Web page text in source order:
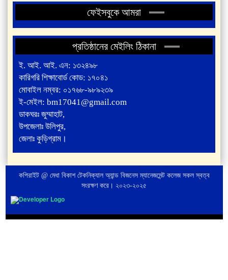
ফেইসবুকে আমরা
প্রতিষ্ঠানের মেইলিং ঠিকানা
ই. আই. আই. এন: ১৩২৪৯৮
কারিগরি শিক্ষাবোর্ড কোড: ১৭০৪১
মোবাইল নম্বর: ০১৭৬৮-৯৮৯২৩৯
ই-মেইল: bm17041@gmail.com
ডাকঘরঃ জুম্মাহাট,
উপজেলাঃ উলিপুর,
জেলাঃ কুড়িগ্রাম।
কপিরাইট @ মেধা বিকাশ টেকনিক্যাল অ্যান্ড বিজনেস ম্যানেজমেন্ট কলেজ সকল স্বত্ব
সংরক্ষণ করে। ২০২৩-২০২৫